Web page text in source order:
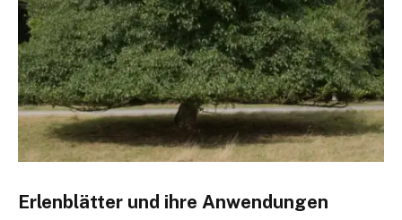
Erlenblätter und ihre Anwendungen